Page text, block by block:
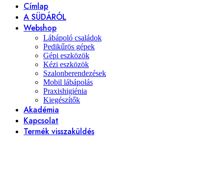
Címlap
A SÜDÁRÓL
Webshop
Lábápoló családok
Pedikűrös gépek
Gépi eszközök
Kézi eszközök
Szalonberendezések
Mobil lábápolás
Praxishigiénia
Kiegészítők
Akadémia
Kapcsolat
Termék visszaküldés